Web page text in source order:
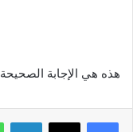
هذه هي الإجابة